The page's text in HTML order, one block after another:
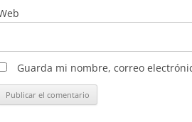
Guarda mi nombre, correo